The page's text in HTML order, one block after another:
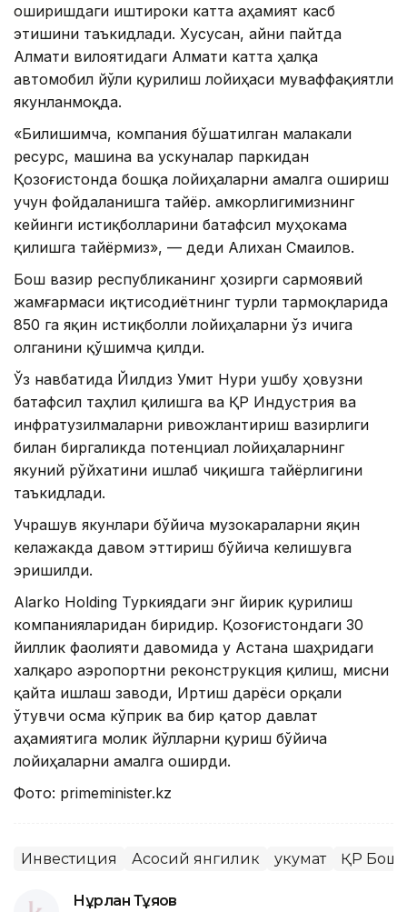
оширишдаги иштироки катта аҳамият касб
этишини таъкидлади. Хусусан, айни пайтда
Алмати вилоятидаги Алмати катта ҳалқа
автомобил йўли қурилиш лойиҳаси муваффақиятли
якунланмоқда.
«Билишимча, компания бўшатилган малакали
ресурс, машина ва ускуналар паркидан
Қозоғистонда бошқа лойиҳаларни амалга ошириш
учун фойдаланишга тайёр. Ҳамкорлигимизнинг
кейинги истиқболларини батафсил муҳокама
қилишга тайёрмиз», — деди Алихан Смаилов.
Бош вазир республиканинг ҳозирги сармоявий
жамғармаси иқтисодиётнинг турли тармоқларида
850 га яқин истиқболли лойиҳаларни ўз ичига
олганини қўшимча қилди.
Ўз навбатида Йилдиз Умит Нури ушбу ҳовузни
батафсил таҳлил қилишга ва ҚР Индустрия ва
инфратузилмаларни ривожлантириш вазирлиги
билан биргаликда потенциал лойиҳаларнинг
якуний рўйхатини ишлаб чиқишга тайёрлигини
таъкидлади.
Учрашув якунлари бўйича музокараларни яқин
келажакда давом эттириш бўйича келишувга
эришилди.
Alarko Holding Туркиядаги энг йирик қурилиш
компанияларидан биридир. Қозоғистондаги 30
йиллик фаолияти давомида у Астана шаҳридаги
халқаро аэропортни реконструкция қилиш, мисни
қайта ишлаш заводи, Иртиш дарёси орқали
ўтувчи осма кўприк ва бир қатор давлат
аҳамиятига молик йўлларни қуриш бўйича
лойиҳаларни амалга оширди.
Фото: primeminister.kz
Инвестиция Асосий янгилик Ҳукумат ҚР Бош
Нұрлан Тұяқов